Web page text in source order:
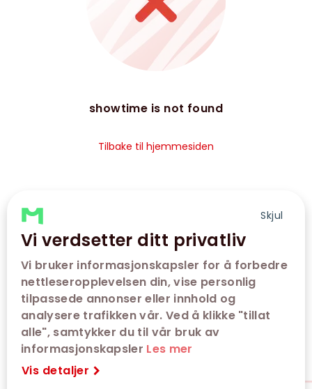
Skjul
Vi verdsetter ditt privatliv
Vi bruker informasjonskapsler for å forbedre
nettleseropplevelsen din, vise personlig
tilpassede annonser eller innhold og
analysere trafikken vår. Ved å klikke "tillat
alle", samtykker du til vår bruk av
informasjonskapsler Les mer
Vis detaljer
showtime is not found
Tilbake til hjemmesiden